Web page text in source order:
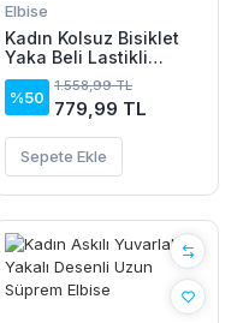
Elbise
Kadın Kolsuz Bisiklet
Yaka Beli Lastikli
Desenli Süprem Elbise
%50
1.558,99 TL
779,99 TL
Sepete Ekle